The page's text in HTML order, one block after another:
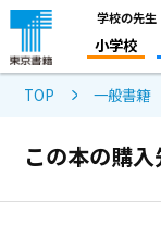
学校の先生
小学校
TOP 一般書籍
この本の購入